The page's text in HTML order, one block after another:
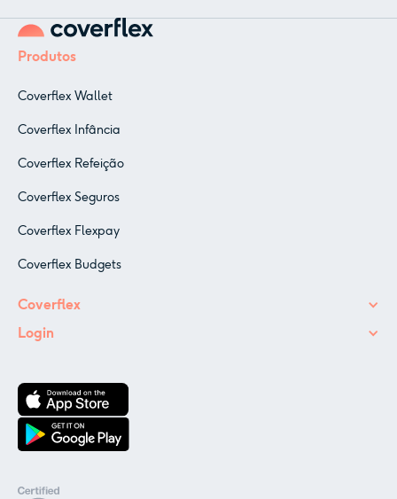
Produtos
Coverflex Wallet
Coverflex Infância
Coverflex Refeição
Coverflex Seguros
Coverflex Flexpay
Coverflex Budgets
Coverflex
Login